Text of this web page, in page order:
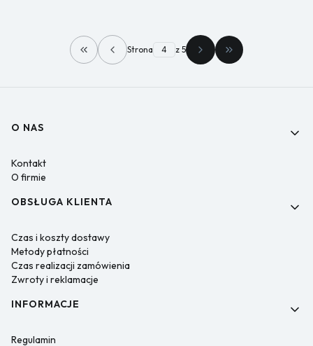
Wróć do pierwszej strony z produktami
Strona z 5 Przejdź do
Linki w stopce
O NAS
Kontakt
O firmie
OBSŁUGA KLIENTA
Czas i koszty dostawy
Metody płatności
Czas realizacji zamówienia
Zwroty i reklamacje
INFORMACJE
Regulamin